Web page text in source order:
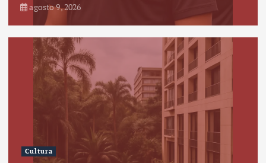
agosto 9, 2026
Cultura